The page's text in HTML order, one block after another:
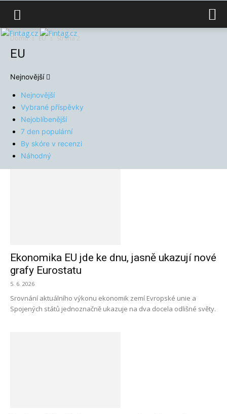
Domů EU Strana 2
EU
Nejnovější
Nejnovější
Vybrané příspěvky
Nejoblíbenější
7 den populární
By skóre v recenzi
Náhodný
Ekonomika EU jde ke dnu, jasně ukazují nové
grafy Eurostatu
5. 6. 2026
Srovnání aktuálního výkonu ekonomik zemí Evropské unie a
Spojených států jednoznačně ukazuje na dva docela odlišné světy.